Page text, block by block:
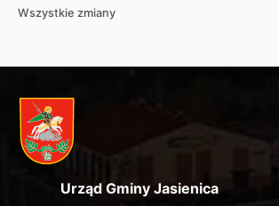
Wszystkie zmiany
Urząd Gminy Jasienica